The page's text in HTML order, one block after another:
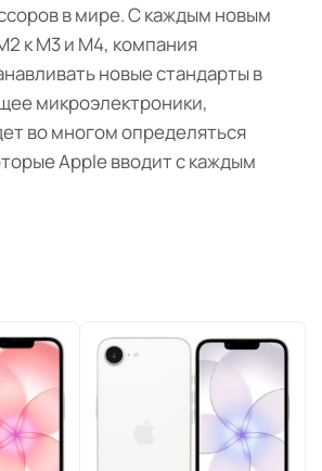
в мире. С каждым новым
к M3 и M4, компания
новые стандарты в
микроэлектроники,
во многом определяться
Apple вводит с каждым